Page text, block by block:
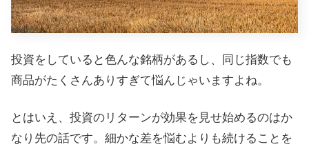
投資をしていると色んな銘柄があるし、同じ指数でも
商品がたくさんありすぎて悩んじゃいますよね。
とはいえ、投資のリターンが効果を見せ始めるのはか
なり先の話です。細かな差を悩むよりも続けることを